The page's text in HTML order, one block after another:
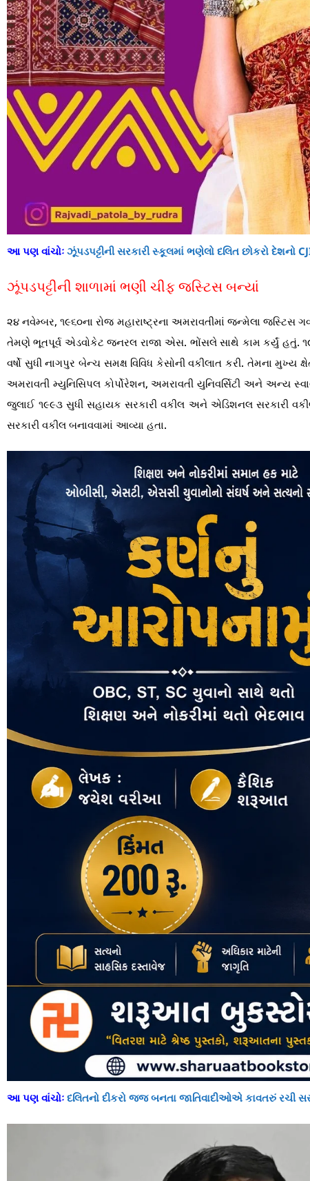
આ પણ વાંચોઃ ઝૂંપડપટ્ટીની સરકારી સ્કૂલમાં ભણેલો દલિત છોકરો દેશનો
ઝૂંપડપટ્ટીની શાળામાં ભણી ચીફ જસ્ટિસ બન્યાં
૨૪ નવેમ્બર, ૧૯૬૦ના રોજ મહારાષ્ટ્રના અમરાવતીમાં જન્મેલા જસ્ટિસ
તેમણે ભૂતપૂર્વ એડવોકેટ જનરલ રાજા એસ. ભોંસલે સાથે કામ કર્યું હતું.
વર્ષો સુધી નાગપુર બેન્ચ સમક્ષ વિવિધ કેસોની વકીલાત કરી. તેમના મુખ્ય
અમરાવતી મ્યુનિસિપલ કોર્પોરેશન, અમરાવતી યુનિવર્સિટી અને
જુલાઈ ૧૯૯૩ સુધી સહાયક સરકારી વકીલ અને એડિશનલ સરકારી
સરકારી વકીલ બનાવવામાં આવ્યા હતા.
આ પણ વાંચોઃ દલિતનો દીકરો જજ બનતા જાતિવાદીઓએ કાવતરું રચી